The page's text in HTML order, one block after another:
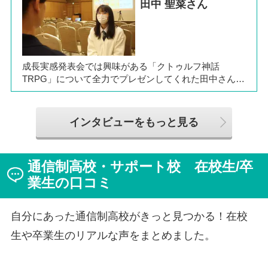
キャンパスでは未来の後輩たちのサポート役「キャス
ト」として活躍しています。同校の山口颯斗先生ととも
に、通信制ならではの人との関わりや、自分らしく過ご
せる学校生活について語ってくれました。
田中 聖菜さん
成長実感発表会では興味がある「クトゥルフ神話
TRPG」について全力でプレゼンしてくれた田中さん
は、全日制高校での生活の中で体調を崩し、12月に第一
トやスクーリングをこなしながら、自分らしく過ごせる
ようになった2か月を振り返ってお話いただきました。
「通信制高校は家で一人で勉強するもの」というイメー
ジを持っていた田中さんですが、キャンパスでフェロー
（先生）や仲間に囲まれる中で、その不安は希望へと変
わったと言います。
インタビューをもっと見る
通信制高校・サポート校 在校生/卒
業生の口コミ
自分にあった通信制高校がきっと見つかる！在校
生や卒業生のリアルな声をまとめました。